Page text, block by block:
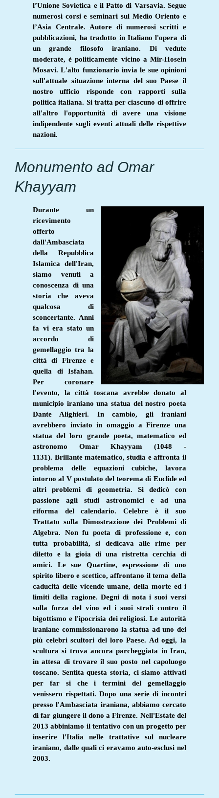
l’Unione Sovietica e il Patto di Varsavia. Segue
numerosi corsi e seminari sul Medio Oriento e
l’Asia Centrale. Autore di numerosi scritti e
pubblicazioni, ha tradotto in Italiano l'opera di
un grande filosofo iraniano. Di vedute
moderate, è politicamente vicino a Mir-Hosein
Mosavi. L'alto funzionario invia le sue opinioni
sull'attuale situazione interna del suo Paese il
nostro ufficio risponde con rapporti sulla
politica italiana. Si tratta per ciascuno di offrire
all'altro l'opportunità di avere una visione
indipendente sugli eventi attuali delle rispettive
nazioni.
Monumento ad Omar
Khayyam
Durante un
ricevimento
offerto
dall'Ambasciata
della Repubblica
Islamica dell'Iran,
siamo venuti a
conoscenza di una
storia che aveva
qualcosa di
sconcertante. Anni
fa vi era stato un
accordo di
gemellaggio tra la
città di Firenze e
quella di Isfahan.
Per coronare
l'evento, la città toscana avrebbe donato al
municipio iraniano una statua del nostro poeta
Dante Alighieri. In cambio, gli iraniani
avrebbero inviato in omaggio a Firenze una
statua del loro grande poeta, matematico ed
astronomo Omar Khayyam (1048 -
1131). Brillante matematico, studia e affronta il
problema delle equazioni cubiche, lavora
intorno al V postulato del teorema di Euclide ed
altri problemi di geometria. Si dedicò con
passione agli studi astronomici e ad una
riforma del calendario. Celebre è il suo
Trattato sulla Dimostrazione dei Problemi di
Algebra. Non fu poeta di professione e, con
tutta probabilità, si dedicava alle rime per
diletto e la gioia di una ristretta cerchia di
amici. Le sue Quartine, espressione di uno
spirito libero e scettico, affrontano il tema della
caducità delle vicende umane, della morte ed i
limiti della ragione. Degni di nota i suoi versi
sulla forza del vino ed i suoi strali contro il
bigottismo e l'ipocrisia dei religiosi. Le autorità
iraniane commissionarono la statua ad uno dei
più celebri scultori del loro Paese. Ad oggi, la
scultura si trova ancora parcheggiata in Iran,
in attesa di trovare il suo posto nel capoluogo
toscano. Sentita questa storia, ci siamo attivati
per far si che i termini del gemellaggio
venissero rispettati. Dopo una serie di incontri
presso l'Ambasciata iraniana, abbiamo cercato
difar giungere il dono a Firenze. Nell'Estate del
2013 abbiniamo il tentativo con un progetto per
inserire l'Italia nelle trattative sul nucleare
iraniano, dalle quali ci eravamo auto-esclusi nel
2003.